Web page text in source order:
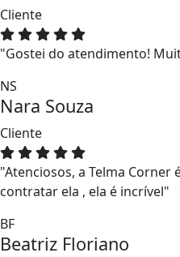
Cliente
"Gostei do atendimento!
NS
Nara Souza
Cliente
"Atenciosos, a Telma
contratar ela , ela é incrível"
BF
Beatriz Floriano